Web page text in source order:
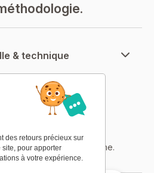
& technique
de données
logique globale du système.
des retours précieux sur
pour apporter
à votre expérience.